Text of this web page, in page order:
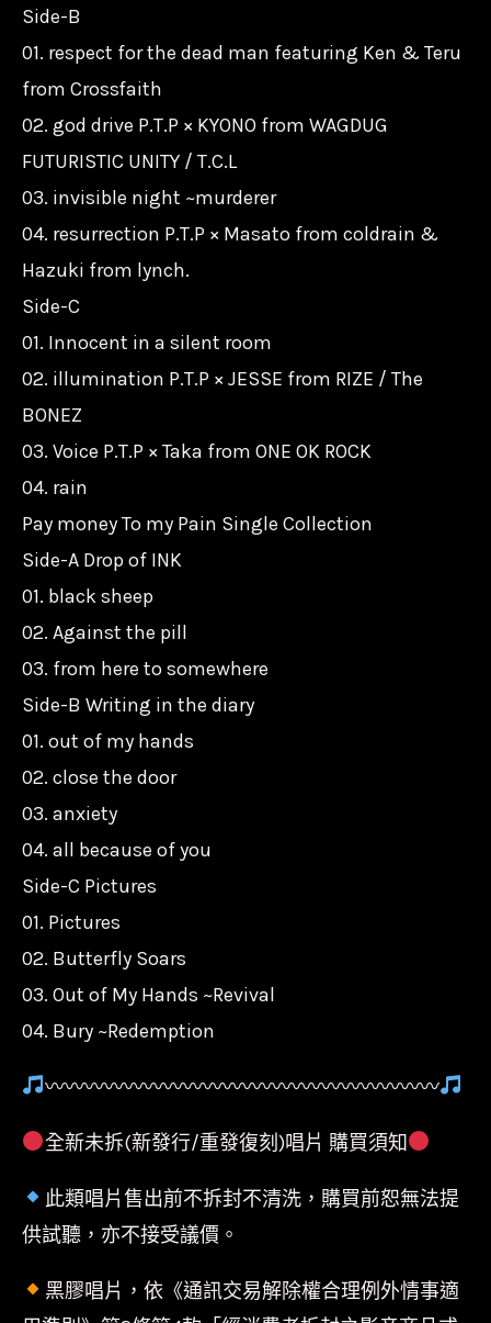
Side-B
01. respect for the dead man featuring Ken & Teru
from Crossfaith
02. god drive P.T.P × KYONO from WAGDUG
FUTURISTIC UNITY / T.C.L
03. invisible night ~murderer
04. resurrection P.T.P × Masato from coldrain &
Hazuki from lynch.
Side-C
01. Innocent in a silent room
02. illumination P.T.P × JESSE from RIZE / The
BONEZ
03. Voice P.T.P × Taka from ONE OK ROCK
04. rain
Pay money To my Pain Single Collection
Side-A Drop of INK
01. black sheep
02. Against the pill
03. from here to somewhere
Side-B Writing in the diary
01. out of my hands
02. close the door
03. anxiety
04. all because of you
Side-C Pictures
01. Pictures
02. Butterfly Soars
03. Out of My Hands ~Revival
04. Bury ~Redemption
〰〰〰〰〰〰〰〰〰〰〰〰〰〰〰〰〰〰〰〰
全新未拆(新發行/重發復刻)唱片 購買須知
此類唱片售出前不拆封不清洗，購買前恕無法提
供試聽，亦不接受議價。
黑膠唱片，依《通訊交易解除權合理例外情事適